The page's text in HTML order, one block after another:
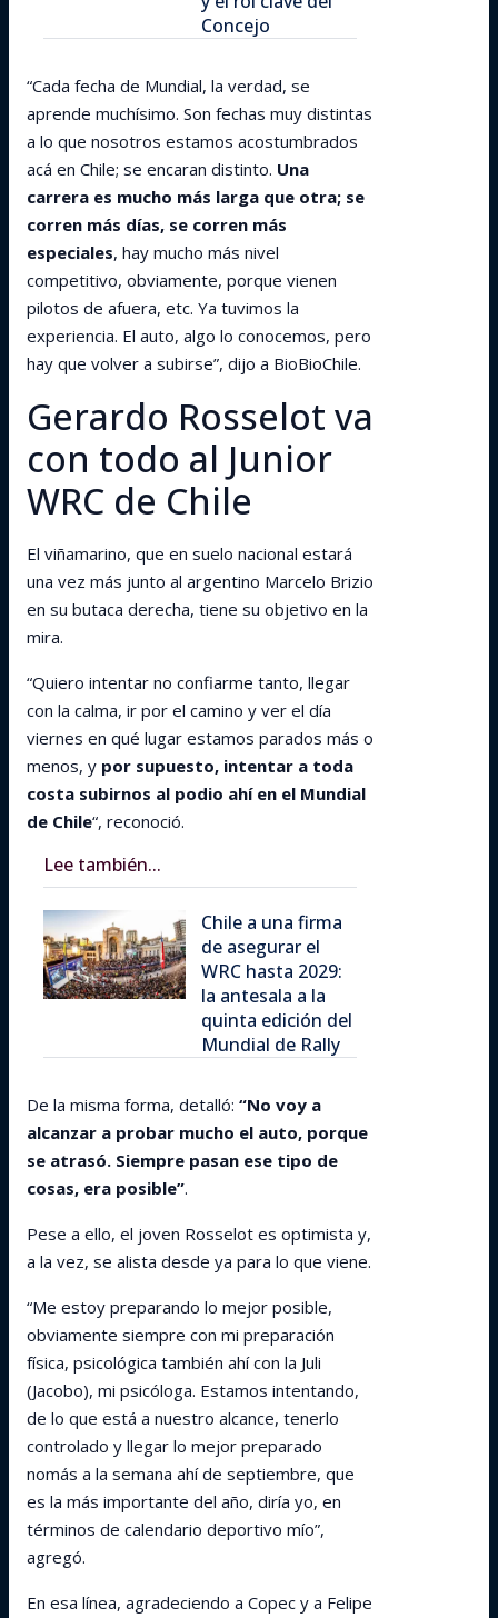
Concejo
“Cada fecha de Mundial, la verdad, se
aprende muchísimo. Son fechas muy distintas
a lo que nosotros estamos acostumbrados
acá en Chile; se encaran distinto. Una
carrera es mucho más larga que otra; se
corren más días, se corren más
especiales, hay mucho más nivel
competitivo, obviamente, porque vienen
pilotos de afuera, etc. Ya tuvimos la
experiencia. El auto, algo lo conocemos, pero
hay que volver a subirse”, dijo a BioBioChile.
Gerardo Rosselot va
con todo al Junior
WRC de Chile
El viñamarino, que en suelo nacional estará
una vez más junto al argentino Marcelo Brizio
en su butaca derecha, tiene su objetivo en la
mira.
“Quiero intentar no confiarme tanto, llegar
con la calma, ir por el camino y ver el día
viernes en qué lugar estamos parados más o
menos, y por supuesto, intentar a toda
costa subirnos al podio ahí en el Mundial
de Chile“, reconoció.
Lee también...
Chile a una firma
de asegurar el
WRC hasta 2029:
la antesala a la
quinta edición del
Mundial de Rally
De la misma forma, detalló: “No voy a
alcanzar a probar mucho el auto, porque
se atrasó. Siempre pasan ese tipo de
cosas, era posible”.
Pese a ello, el joven Rosselot es optimista y,
a la vez, se alista desde ya para lo que viene.
“Me estoy preparando lo mejor posible,
obviamente siempre con mi preparación
física, psicológica también ahí con la Juli
(Jacobo), mi psicóloga. Estamos intentando,
de lo que está a nuestro alcance, tenerlo
controlado y llegar lo mejor preparado
nomás a la semana ahí de septiembre, que
es la más importante del año, diría yo, en
términos de calendario deportivo mío”,
agregó.
En esa línea, agradeciendo a Copec y a Felipe